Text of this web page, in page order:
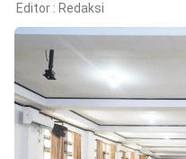
Copyright
2026
lensasulsel.com
.
Right
Editor : Redaksi